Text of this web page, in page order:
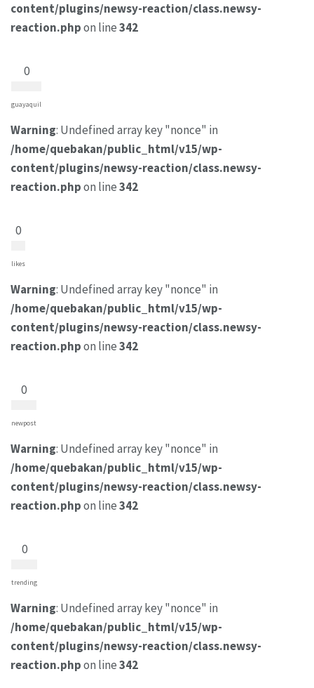
content/plugins/newsy-reaction/class.newsy-
reaction.phpon line342
0
guayaquil
Warning: Undefined array key "nonce" in
/home/quebakan/public_html/v15/wp-
content/plugins/newsy-reaction/class.newsy-
reaction.phpon line342
0
likes
Warning: Undefined array key "nonce" in
/home/quebakan/public_html/v15/wp-
content/plugins/newsy-reaction/class.newsy-
reaction.phpon line342
0
newpost
Warning: Undefined array key "nonce" in
/home/quebakan/public_html/v15/wp-
content/plugins/newsy-reaction/class.newsy-
reaction.phpon line342
0
trending
Warning: Undefined array key "nonce" in
/home/quebakan/public_html/v15/wp-
content/plugins/newsy-reaction/class.newsy-
reaction.phpon line342